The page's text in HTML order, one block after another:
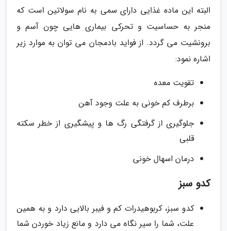
البته این ماده غذایی دارای سمی به نام سولاتین است که
منجر به حساسیت و تحرکی بیماری هایی چون آسم و
برونشیت می گردد. از فواید بادمجان می توان به موارد زیر
اشاره نمود:
تقویت معده
برطرف کم خونی به علت وجود آهن
جلوگیری از گرفتگی رگ ها و پیشگیری از خطر سکته
قلبی
درمان اسهال خونی
کدو سبز
کدو سبز، کربوهیدرات کم و فیبر بالایی دارد و به همین
علت، شما را سیر نگاه می دارد و مانع زیاد خوردن شما